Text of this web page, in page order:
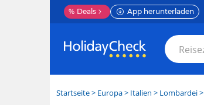
% Deals App herunterladen
Startseite> Europa> Italien > Lombardei>